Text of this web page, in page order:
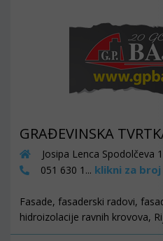
GRAĐEVINSKA
Josipa Lenca
051 630 1... klikni za broj
Fasade, fasaderski radovi,
hidroizolacije ravnih krovova,